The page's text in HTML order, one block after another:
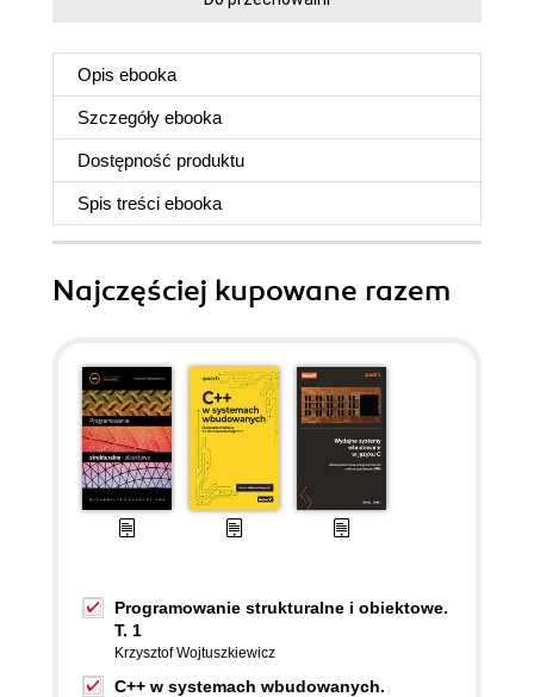
Opis ebooka
Szczegóły ebooka
Dostępność produktu
Spis treści ebooka
Najczęściej kupowane razem
Programowanie strukturalne i obiektowe.
T. 1
Krzysztof Wojtuszkiewicz
C++ w systemach wbudowanych.